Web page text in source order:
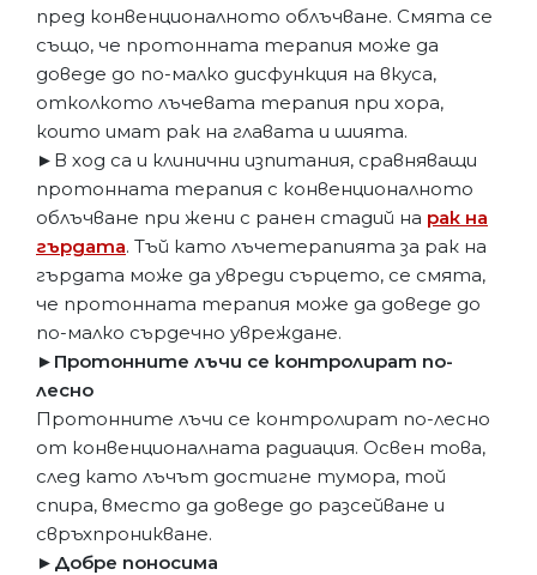
пред конвенционалното облъчване. Смята се
също, че протонната терапия може да
доведе до по-малко дисфункция на вкуса,
отколкото лъчевата терапия при хора,
които имат рак на главата и шията.
►В ход са и клинични изпитания, сравняващи
протонната терапия с конвенционалното
облъчване при жени с ранен стадий на рак на
гърдата. Тъй като лъчетерапията за рак на
гърдата може да увреди сърцето, се смята,
че протонната терапия може да доведе до
по-малко сърдечно увреждане.
►Протонните лъчи се контролират по-
лесно
Протонните лъчи се контролират по-лесно
от конвенционалната радиация. Освен това,
след като лъчът достигне тумора, той
спира, вместо да доведе до разсейване и
свръхпроникване.
►Добре поносима